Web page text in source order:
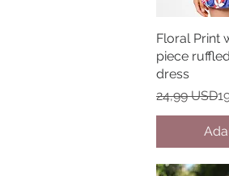
Floral Print
piece
dress
Preț normal
24,99 USD
Preț redus